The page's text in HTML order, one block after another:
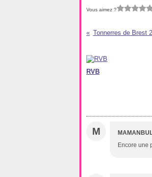
Vous aimez ?
Tonnerres de Brest
RVB
M
Encore une